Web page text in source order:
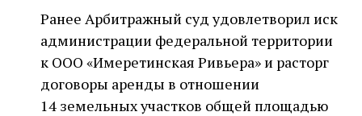
Ранее Арбитражный суд удовлетворил иск
администрации федеральной территории
к ООО «Имеретинская Ривьера» и расторг
договоры аренды в отношении
14 земельных участков общей площадью